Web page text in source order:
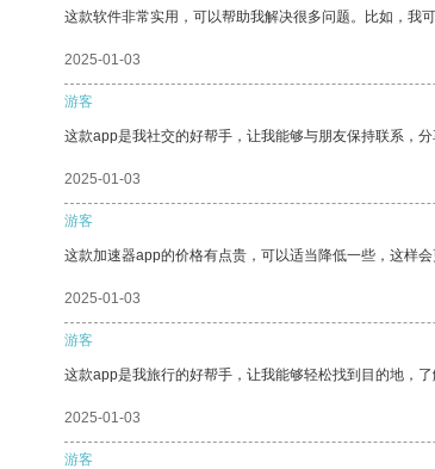
这款软件非常实用，可以帮助我解决很多问题。比如，我
2025-01-03
游客
这款app是我社交的好帮手，让我能够与朋友保持联系，分
2025-01-03
游客
这款加速器app的价格有点贵，可以适当降低一些，这样会
2025-01-03
游客
这款app是我旅行的好帮手，让我能够轻松找到目的地，了
2025-01-03
游客